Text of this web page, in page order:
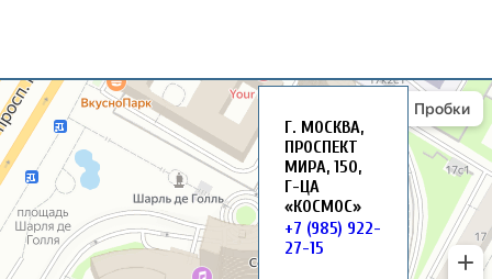
Г. МОСКВА,
ПРОСПЕКТ
МИРА, 150,
Г-ЦА
«КОСМОС»
+7 (985) 922-
27-15